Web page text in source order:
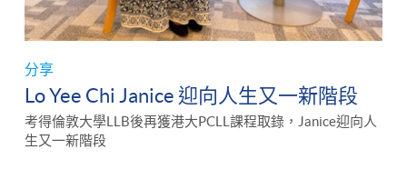
分享
Lo Yee Chi Janice 迎向人生又一新階段
考得倫敦大學LLB後再獲港大PCLL課程取錄，Janice迎向人
生又一新階段